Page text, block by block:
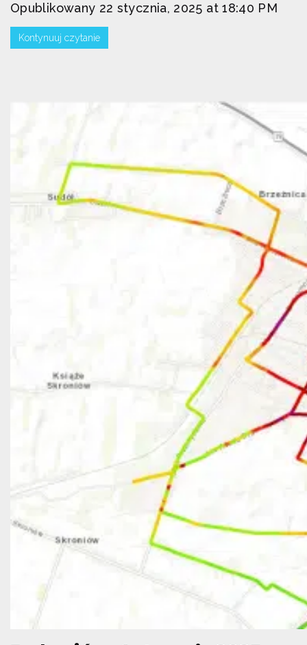
Opublikowany 22 stycznia, 2025 at 18:40 PM
Kontynuuj czytanie